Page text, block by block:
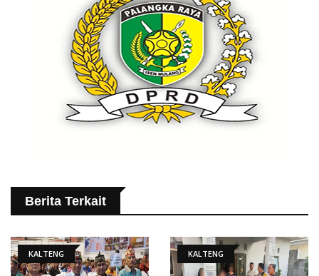
Berita Terkait
KALTENG KALTENG